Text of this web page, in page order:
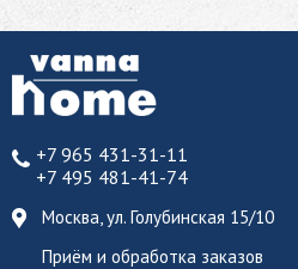
+7 965 431-31-11
+7 495 481-41-74
Москва, ул. Голубинская 15/10
Приём и обработка заказов